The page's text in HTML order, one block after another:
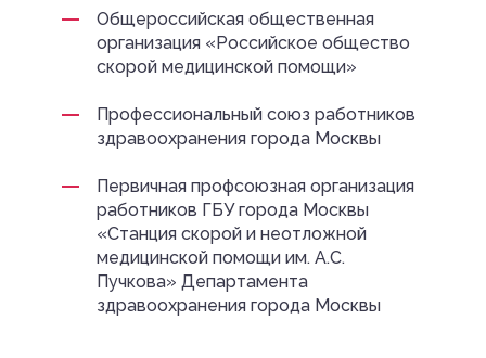
Общероссийская общественная
организация «Российское общество
скорой медицинской помощи»
Профессиональный союз работников
здравоохранения города Москвы
Первичная профсоюзная организация
работников ГБУ города Москвы
«Станция скорой и неотложной
медицинской помощи им. А.С.
Пучкова» Департамента
здравоохранения города Москвы